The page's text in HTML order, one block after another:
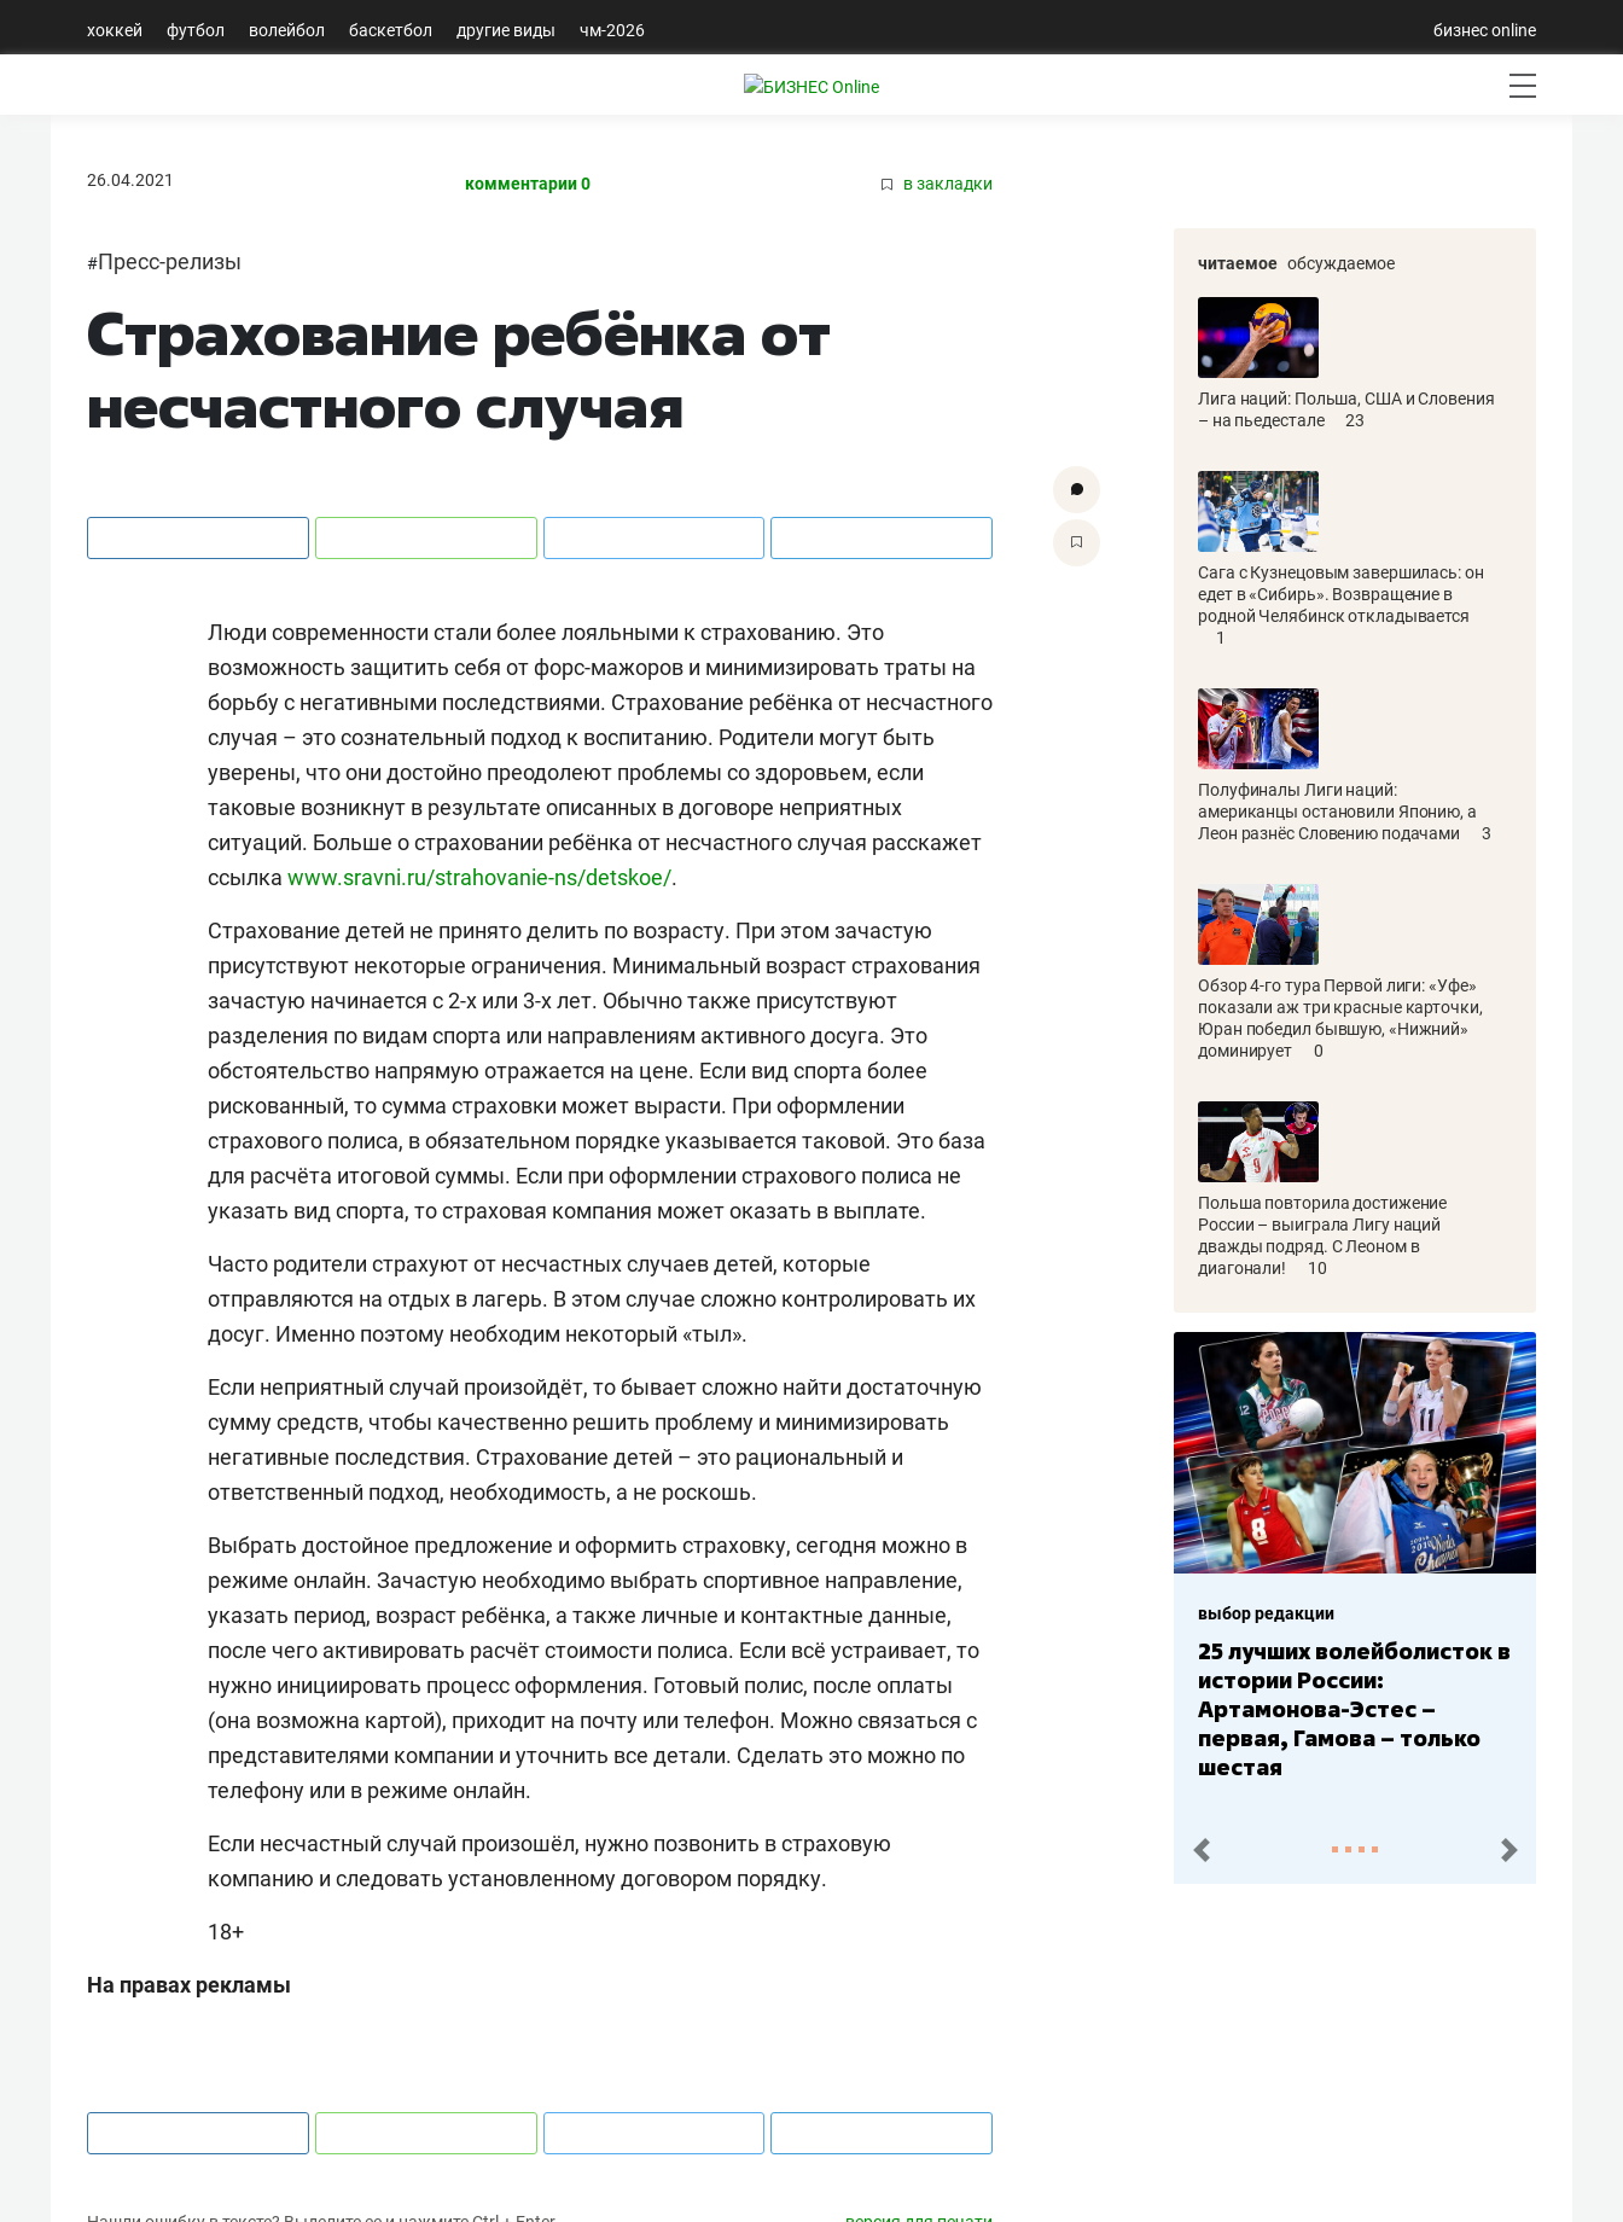
хоккей футбол волейбол баскетбол другие виды чм-2026 бизнес online
26.04.2021 комментарии 0 в закладки
#Пресс-релизы
Страхование ребёнка от
несчастного случая
Люди современности стали более лояльными к страхованию. Это
возможность защитить себя от форс-мажоров и минимизировать траты на
борьбу с негативными последствиями. Страхование ребёнка от несчастного
случая – это сознательный подход к воспитанию. Родители могут быть
уверены, что они достойно преодолеют проблемы со здоровьем, если
таковые возникнут в результате описанных в договоре неприятных
ситуаций. Больше о страховании ребёнка от несчастного случая расскажет
ссылка www.sravni.ru/strahovanie-ns/detskoe/.
Страхование детей не принято делить по возрасту. При этом зачастую
присутствуют некоторые ограничения. Минимальный возраст страхования
зачастую начинается с 2-х или 3-х лет. Обычно также присутствуют
разделения по видам спорта или направлениям активного досуга. Это
обстоятельство напрямую отражается на цене. Если вид спорта более
рискованный, то сумма страховки может вырасти. При оформлении
страхового полиса, в обязательном порядке указывается таковой. Это база
для расчёта итоговой суммы. Если при оформлении страхового полиса не
указать вид спорта, то страховая компания может оказать в выплате.
Часто родители страхуют от несчастных случаев детей, которые
отправляются на отдых в лагерь. В этом случае сложно контролировать их
досуг. Именно поэтому необходим некоторый «тыл».
Если неприятный случай произойдёт, то бывает сложно найти достаточную
сумму средств, чтобы качественно решить проблему и минимизировать
негативные последствия. Страхование детей – это рациональный и
ответственный подход, необходимость, а не роскошь.
Выбрать достойное предложение и оформить страховку, сегодня можно в
режиме онлайн. Зачастую необходимо выбрать спортивное направление,
указать период, возраст ребёнка, а также личные и контактные данные,
после чего активировать расчёт стоимости полиса. Если всё устраивает, то
нужно инициировать процесс оформления. Готовый полис, после оплаты
(она возможна картой), приходит на почту или телефон. Можно связаться с
представителями компании и уточнить все детали. Сделать это можно по
телефону или в режиме онлайн.
Если несчастный случай произошёл, нужно позвонить в страховую
компанию и следовать установленному договором порядку.
18+
На правах рекламы
читаемое обсуждаемое
Лига наций: Польша, США и Словения
– на пьедестале
23
Сага с Кузнецовым завершилась: он
едет в «Сибирь». Возвращение в
родной Челябинск откладывается
1
Полуфиналы Лиги наций:
американцы остановили Японию, а
Леон разнёс Словению подачами
3
Обзор 4-го тура Первой лиги: «Уфе»
показали аж три красные карточки,
Юран победил бывшую, «Нижний»
доминирует
0
Польша повторила достижение
России – выиграла Лигу наций
дважды подряд. С Леоном в
диагонали!
10
выбор редакции
25 лучших волейболисток в
истории России:
Артамонова-Эстес –
первая, Гамова – только
Бюджеты
Юлаев» –
пред. след.